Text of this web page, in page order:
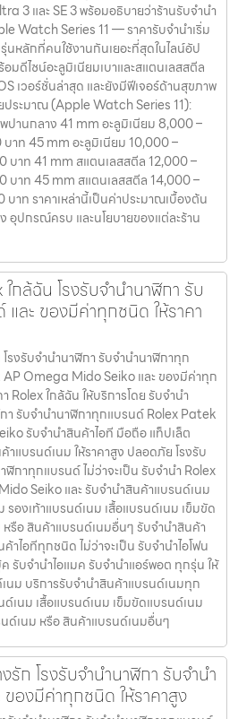
3 และ SE 3 พร้อมอธิบายว่าร้านรับจำนำ
Watch Series 11 — ราคารับจำนำเริ่ม
นหลักที่คนใช้งานกันเยอะที่สุดในไลน์อัป
ดีไซน์อะลูมิเนียมเบาและสแตนเลสสตีล
เวอร์ชั่นล่าสุด และยังมีฟีเจอร์ด้านสุขภาพ
ประมาณ (Apple Watch Series 11):
ปานกลาง 41 mm อะลูมิเนียม 8,000 –
าท 45 mm อะลูมิเนียม 10,000 –
บาท 41 mm สแตนเลสสตีล 12,000 –
บาท 45 mm สแตนเลสสตีล 14,000 –
าท ราคาเหล่านี้เป็นค่าประมาณเบื้องต้น
อุปกรณ์ครบ และนโยบายของแต่ละร้าน
กล้ฉัน โรงรับจำนำนาฬิกา รับ
ละ ของมีค่าทุกชนิด ให้ราคา
รงรับจำนำนาฬิกา รับจำนำนาฬิกาทุก
Omega Mido Seiko และ ของมีค่าทุก
Rolex ใกล้ฉัน ให้บริการโดย รับจํานํา
า รับจำนำนาฬิกาทุกแบรนด์ Rolex Patek
รับจำนำสินค้าไอที มือถือ แท็ปเล็ต
าแบรนด์เนม ให้ราคาสูง ปลอดภัย โรงรับ
กาทุกแบรนด์ ไม่ว่าจะเป็น รับจำนำ Rolex
Seiko และ รับจำนำสินค้าแบรนด์เนม
รองเท้าแบรนด์เนม เสื้อแบรนด์เนม เข็มขัด
รือ สินค้าแบรนด์เนมอื่นๆ รับจำนำสินค้า
ไอทีทุกชนิด ไม่ว่าจะเป็น รับจำนำไอโฟน
รับจำนำไอแมค รับจำนำแอร์พอต ทุกรุ่น ให้
นม บริการรับจำนำสินค้าแบรนด์เนมทุก
ด์เนม เสื้อแบรนด์เนม เข็มขัดแบรนด์เนม
ด์เนม หรือ สินค้าแบรนด์เนมอื่นๆ
รัก โรงรับจำนำนาฬิกา รับจำนำ
องมีค่าทุกชนิด ให้ราคาสูง